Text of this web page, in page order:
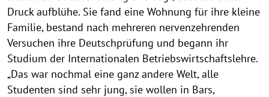
Druck aufblühe. Sie fand eine Wohnung für ihre kleine
Familie, bestand nach mehreren nervenzehrenden
Versuchen ihre Deutschprüfung und begann ihr
Studium der Internationalen Betriebswirtschaftslehre.
„Das war nochmal eine ganz andere Welt, alle
Studenten sind sehr jung, sie wollen in Bars,